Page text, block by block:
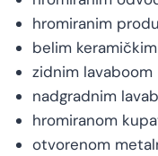
hromiranim
belim
zidnim lavaboom
nadgradnim
hromiranom
otvorenom